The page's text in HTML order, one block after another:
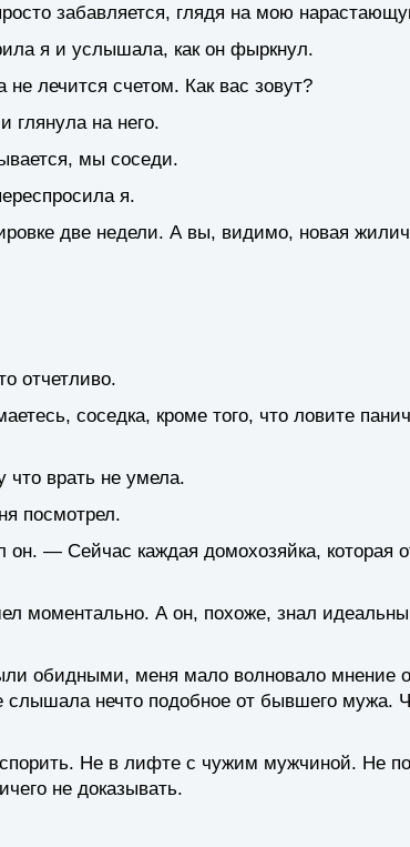
забавляется, глядя на мою
я и услышала, как он фыркнул.
лечится счетом. Как вас зовут?
на него.
мы соседи.
я.
две недели. А вы, видимо, новая
отчетливо.
соседка, кроме того, что ловите
врать не умела.
посмотрел.
— Сейчас каждая домохозяйка, которая
моментально. А он, похоже, знал
обидными, меня мало волновало мнение
слышала нечто подобное от бывшего мужа.
Не в лифте с чужим мужчиной. Не
не доказывать.